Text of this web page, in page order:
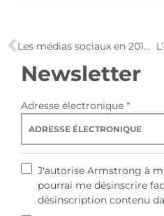
Les médias sociaux en 2010 par l’IFOP
Newsletter
Adresse électronique *
J'autorise Armstrong à
pourrai me désinscrire
désinscription contenu